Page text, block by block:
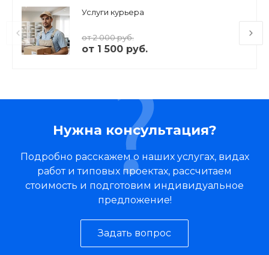
Услуги курьера
от 2 000 руб.
от 1 500 руб.
Нужна консультация?
Подробно расскажем о наших услугах, видах
работ и типовых проектах, рассчитаем
стоимость и подготовим индивидуальное
предложение!
Задать вопрос